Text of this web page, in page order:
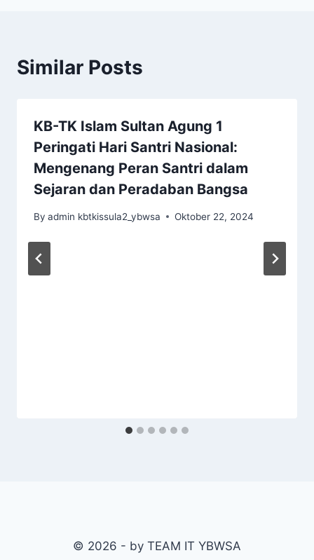
Similar Posts
KB-TK Islam Sultan Agung 1
Peringati Hari Santri Nasional:
Mengenang Peran Santri dalam
Sejaran dan Peradaban Bangsa
By admin kbtkissula2_ybwsa Oktober 22, 2024
© 2026 - by TEAM IT YBWSA